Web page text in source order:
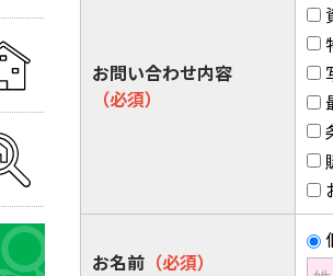
お問い合わせ内容
（必須）
お名前 （必須）